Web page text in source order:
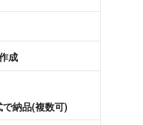
成
納品(複数可)